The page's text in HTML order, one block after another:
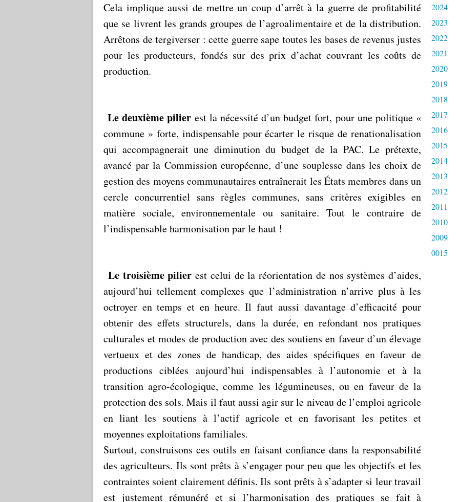
Cela implique aussi de mettre un coup d’arrêt à la guerre de profitabilité
que se livrent les grands groupes de l’agroalimentaire et de la distribution.
Arrêtons de tergiverser : cette guerre sape toutes les bases de revenus justes
pour les producteurs, fondés sur des prix d’achat couvrant les coûts de
production.
Le deuxième pilier est la nécessité d’un budget fort, pour une politique «
commune » forte, indispensable pour écarter le risque de renationalisation
qui accompagnerait une diminution du budget de la PAC. Le prétexte,
avancé par la Commission européenne, d’une souplesse dans les choix de
gestion des moyens communautaires entraînerait les États membres dans un
cercle concurrentiel sans règles communes, sans critères exigibles en
matière sociale, environnementale ou sanitaire. Tout le contraire de
l’indispensable harmonisation par le haut !
Le troisième pilier est celui de la réorientation de nos systèmes d’aides,
aujourd’hui tellement complexes que l’administration n’arrive plus à les
octroyer en temps et en heure. Il faut aussi davantage d’efficacité pour
obtenir des effets structurels, dans la durée, en refondant nos pratiques
culturales et modes de production avec des soutiens en faveur d’un élevage
vertueux et des zones de handicap, des aides spécifiques en faveur de
productions ciblées aujourd’hui indispensables à l’autonomie et à la
transition agro-écologique, comme les légumineuses, ou en faveur de la
protection des sols. Mais il faut aussi agir sur le niveau de l’emploi agricole
en liant les soutiens à l’actif agricole et en favorisant les petites et
moyennes exploitations familiales.
Surtout, construisons ces outils en faisant confiance dans la responsabilité
des agriculteurs. Ils sont prêts à s’engager pour peu que les objectifs et les
contraintes soient clairement définis. Ils sont prêts à s’adapter si leur travail
est justement rémunéré et si l’harmonisation des pratiques se fait à
2024
2023
2022
2021
2020
2019
2018
2017
2016
2015
2014
2013
2012
2011
2010
2009
0015